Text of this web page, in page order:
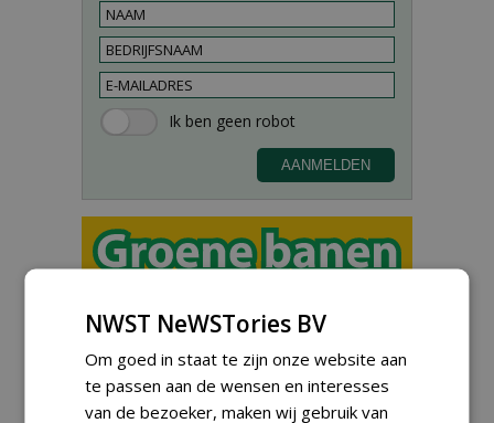
Chauffeur
zaden Nederland B.V.
06-08-2026, Ven-Zelderheide
Kasmedewerker (fulltime) bij
NWST NeWSTories BV
Om goed in staat te zijn onze website aan
te passen aan de wensen en interesses
van de bezoeker, maken wij gebruik van